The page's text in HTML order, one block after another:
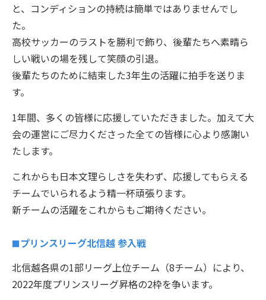
と、コンディションの持続は簡単ではありませんでし
た。
高校サッカーのラストを勝利で飾り、後輩たちへ素晴ら
しい戦いの場を残して笑顔の引退。
後輩たちのために結束した3年生の活躍に拍手を送りま
す。
1年間、多くの皆様に応援していただきました。加えて大
会の運営にご尽力くださった全ての皆様に心より感謝い
たします。
これからも日本文理らしさを失わず、応援してもらえる
チームでいられるよう精一杯頑張ります。
新チームの活躍をこれからもご期待ください。
プリンスリーグ北信越 参入戦
北信越各県の1部リーグ上位チーム（8チーム）により、
2022年度プリンスリーグ昇格の2枠を争います。